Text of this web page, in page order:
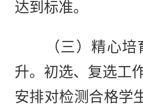
达到标准。
（三）精心培
升。初选、复选工
安排对检测合格学